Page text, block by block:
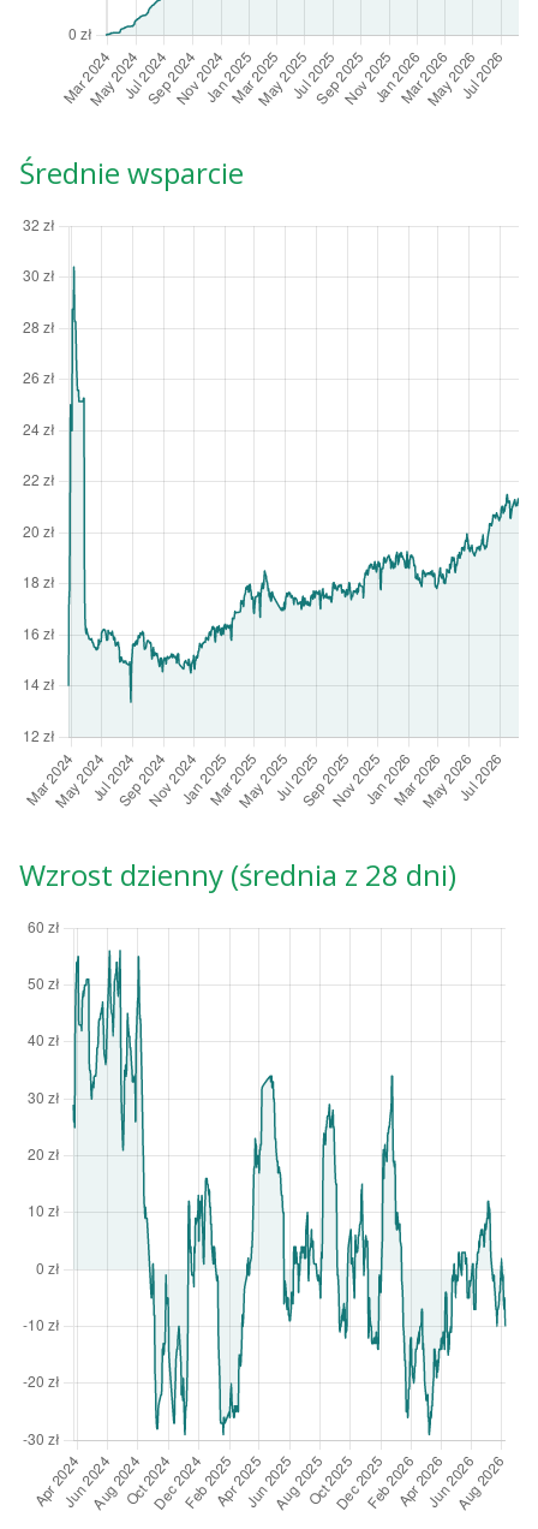
Średnie wsparcie
Wzrost dzienny (średnia z 28 dni)